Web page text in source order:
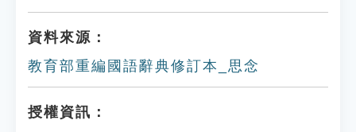
資料來源：
教育部重編國語辭典修訂本_思念
授權資訊：